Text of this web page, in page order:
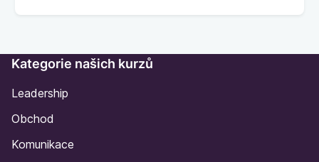
Kategorie našich kurzů
Leadership
Obchod
Komunikace